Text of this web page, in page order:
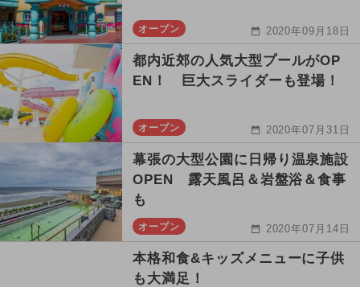
オープン 2020年09月18日
都内近郊の人気大型プールがOP
EN！ 巨大スライダーも登場！
オープン 2020年07月31日
幕張の大型公園に日帰り温泉施設
OPEN 露天風呂＆岩盤浴＆食事
も
オープン 2020年07月14日
本格和食&キッズメニューに子供
も大満足！